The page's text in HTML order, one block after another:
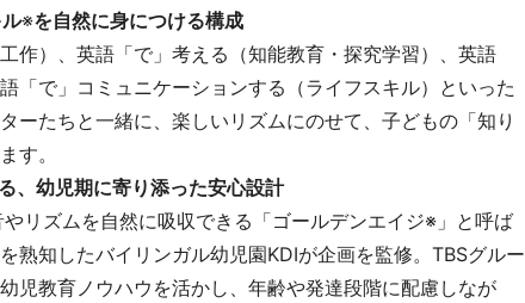
※を自然に身につける構成
作）、英語「で」考える（知能教育・探究学習）、英語
「で」コミュニケーションする（ライフスキル）といった
ーたちと一緒に、楽しいリズムにのせて、子どもの「知り
す。
、幼児期に寄り添った安心設計
リズムを自然に吸収できる「ゴールデンエイジ※」と呼ば
熟知したバイリンガル幼児園KDIが企画を監修。TBSグルー
児教育ノウハウを活かし、年齢や発達段階に配慮しなが